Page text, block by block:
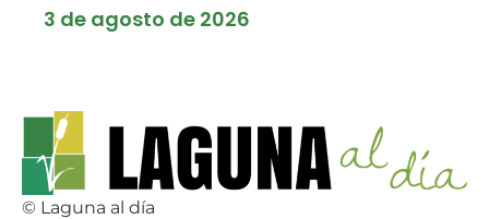
3 de agosto de 2026
© Laguna al día